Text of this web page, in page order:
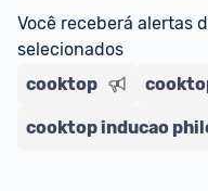
Você receberá alertas
selecionados
cooktop
cooktop inducao